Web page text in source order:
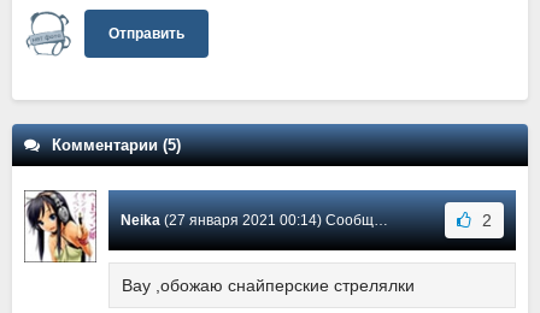
Отправить
Комментарии (5)
Neika(27 января 2021 00:14) Сообщение #5 2
Вау ,обожаю снайперские стрелялки